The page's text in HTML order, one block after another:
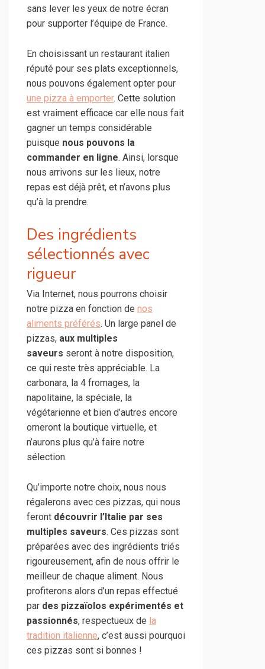
sans lever les yeux de notre écran
pour supporter l’équipe de France.
En choisissant un restaurant italien
réputé pour ses plats exceptionnels,
nous pouvons également opter pour
une pizza à emporter. Cette solution
est vraiment efficace car elle nous fait
gagner un temps considérable
puisque nous pouvons la
commander en ligne. Ainsi, lorsque
nous arrivons sur les lieux, notre
repas est déjà prêt, et n’avons plus
qu’à la prendre.
Des ingrédients
sélectionnés avec
rigueur
Via Internet, nous pourrons choisir
notre pizza en fonction de nos
aliments préférés. Un large panel de
pizzas, aux multiples
saveurs seront à notre disposition,
ce qui reste très appréciable. La
carbonara, la 4 fromages, la
napolitaine, la spéciale, la
végétarienne et bien d’autres encore
orneront la boutique virtuelle, et
n’aurons plus qu’à faire notre
sélection.
Qu’importe notre choix, nous nous
régalerons avec ces pizzas, qui nous
feront découvrir l’Italie par ses
multiples saveurs. Ces pizzas sont
préparées avec des ingrédients triés
rigoureusement, afin de nous offrir le
meilleur de chaque aliment. Nous
profiterons alors d’un repas effectué
par des pizzaïolos expérimentés et
passionnés, respectueux de la
tradition italienne, c’est aussi pourquoi
ces pizzas sont si bonnes !